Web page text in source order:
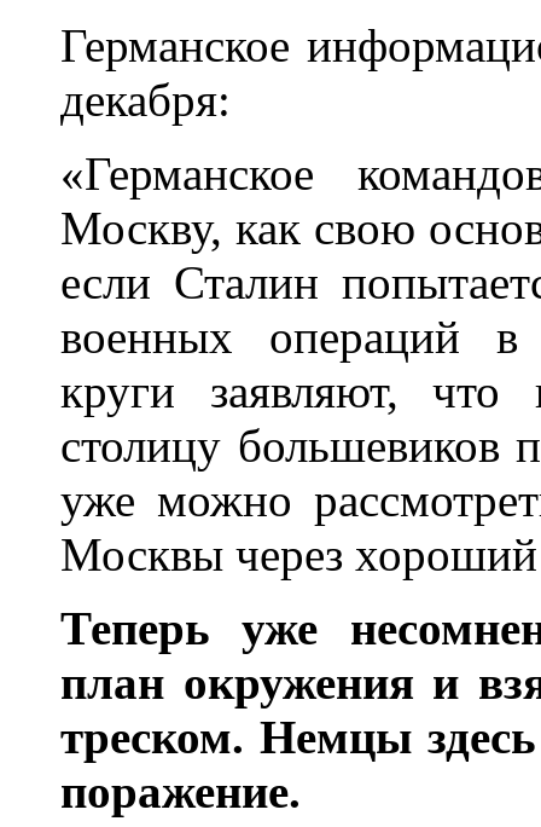
Германское
декабря:
«Германское
Москву, как свою
если Сталин
военных операций в
круги заявляют, что
столицу большевиков
уже можно
Москвы через
Теперь уже
план окружения и
треском. Немцы
поражение.